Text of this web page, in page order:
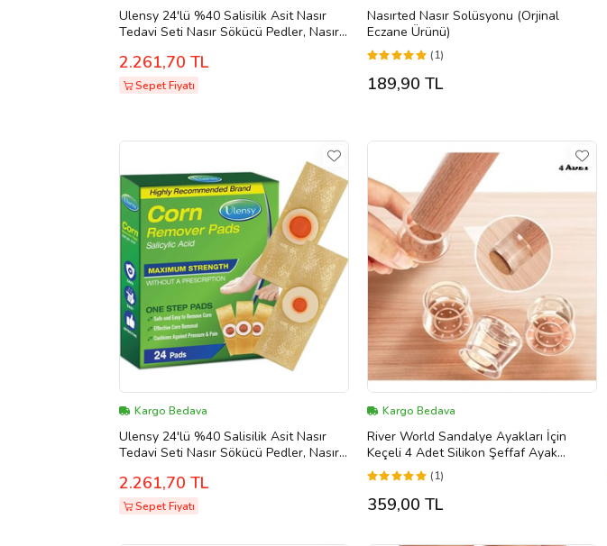
Ulensy 24'lü %40 Salisilik Asit Nasır
Tedavi Seti Nasır Sökücü Pedler, Nasır
2.261,70 TL
Sepet Fiyatı
Nasırted Nasır Solüsyonu (Orjinal
Eczane Ürünü)
(1)
189,90 TL
Kargo Bedava
Ulensy 24'lü %40 Salisilik Asit Nasır
Tedavi Seti Nasır Sökücü Pedler, Nasır
2.261,70 TL
Sepet Fiyatı
Kargo Bedava
River World Sandalye Ayakları İçin
Keçeli 4 Adet Silikon Şeffaf Ayak
Koruma Seti(1)
359,00 TL